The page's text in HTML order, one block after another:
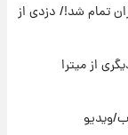
از رهبر جدید
خاتمی/ویدیو
تمام شد!/ دزدی از
از میترا
ویدیو